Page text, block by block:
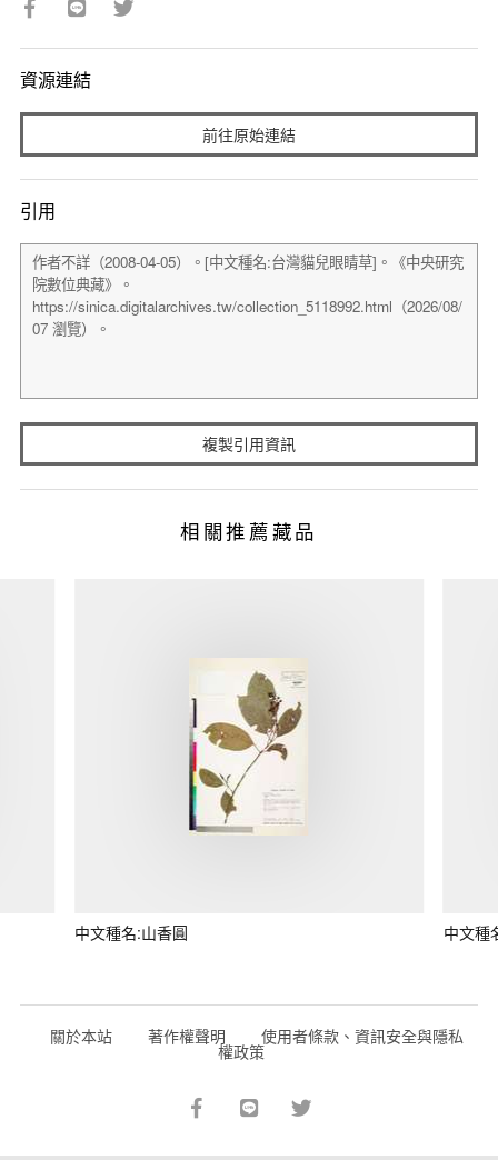
資源連結
前往原始連結
引用
複製引用資訊
相關推薦藏品
中文種名:山香圓 中文種
關於本站 著作權聲明 使用者條款、資訊安全與隱私
權政策